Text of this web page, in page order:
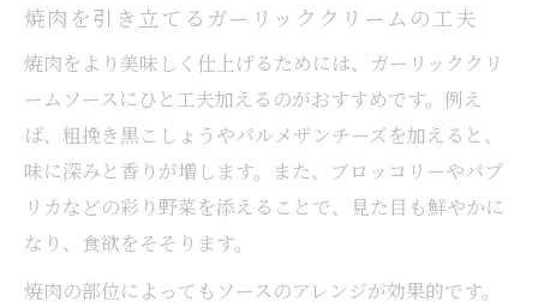
焼肉を引き立てるガーリッククリームの工夫
焼肉をより美味しく仕上げるためには、ガーリッククリ
ームソースにひと工夫加えるのがおすすめです。例え
ば、粗挽き黒こしょうやパルメザンチーズを加えると、
味に深みと香りが増します。また、ブロッコリーやパプ
リカなどの彩り野菜を添えることで、見た目も鮮やかに
なり、食欲をそそります。
焼肉の部位によってもソースのアレンジが効果的です。